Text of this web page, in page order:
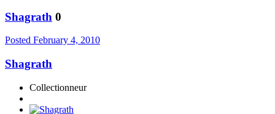
Shagrath 0
Posted February 4, 2010
Shagrath
Collectionneur